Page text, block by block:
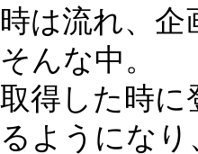
時は流れ、
そんな中。
取得した時
るようになり